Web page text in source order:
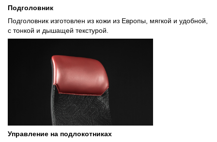
Подголовник
Подголовник изготовлен из кожи из Европы, мягкой и удобной,
с тонкой и дышащей текстурой.
Управление на подлокотниках